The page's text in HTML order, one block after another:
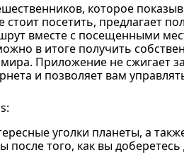
которое
посетить, предлагает
вместе с посещенными
в итоге получить
Приложение не сжигает
и позволяет вам
уголки планеты, а
после того, как вы доберетесь